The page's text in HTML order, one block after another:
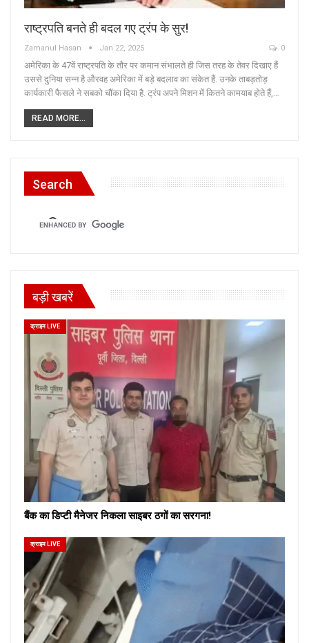
राष्ट्रपति बनते ही बदल गए ट्रंप के सुर!
Zamanul Hasan Jan 22, 2025 0
अमेरिका के 47वें राष्ट्रपति के तौर पर कमान संभालते ही जिस तरह के तेवर दिखाए हैं
उससे दुनिया सन्न है औरवह अमेरिका में बड़े बदलाव का संकेत हैं. उनके ताबड़तोड़
कार्यकारी फैसले ने सबको चौंका दिया है. ट्रंप अपने मिशन में कितने कामयाब होते हैं,…
READ MORE...
Search
बड़ी खबरें
क्राइम LIVE
बैंक का डिप्टी मैनेजर निकला साइबर ठगों का सरगना!
क्राइम LIVE